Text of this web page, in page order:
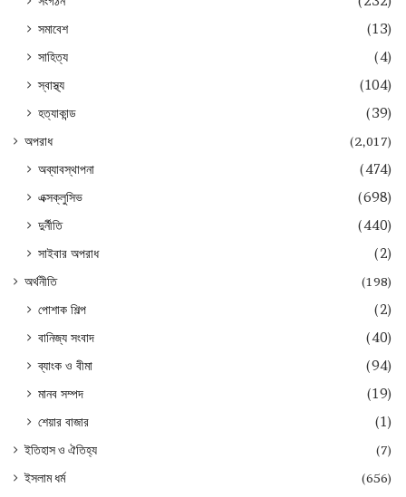
সমাবেশ
(13)
সাহিত্য
(4)
স্বাস্থ্য
(104)
হত্যাকান্ড
(39)
অপরাধ (2,017)
অব্যাবস্থাপনা
(474)
এক্সক্লুসিভ
(698)
দুর্নীতি
(440)
সাইবার অপরাধ
(2)
অর্থনীতি (198)
পোশাক শিল্প
(2)
বানিজ্য সংবাদ
(40)
ব্যাংক ও বীমা
(94)
মানব সম্পদ
(19)
শেয়ার বাজার
(1)
ইতিহাস ও ঐতিহ্য
(7)
ইসলাম ধর্ম
(656)